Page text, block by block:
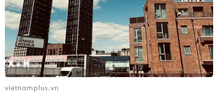
24/01/2021 23:35
Giáo sư Nguyễn Đức Khương nhấn mạnh Vai trò của
cộng đồng người Việt Nam ở nước ngoài đối với sự
phát triển của đất nước đã được khẳng định từ những
ngày đầu Chủ tịch Hồ Chí Minh đến Pháp.
vietnamplus.vn